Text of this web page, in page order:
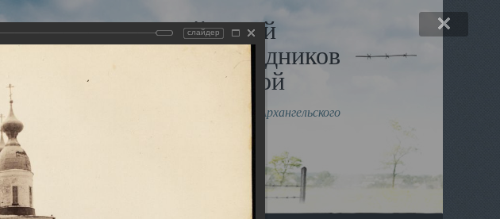
Виртуальный музей
Новомучеников и исповедников
Земли Архангельской
Сайт создан по благословлению митрополита Архангельского
слайдер